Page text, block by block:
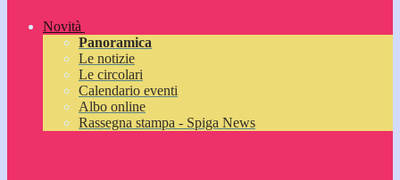
Novità
Panoramica
Le notizie
Le circolari
Calendario eventi
Albo online
Rassegna stampa - Spiga News